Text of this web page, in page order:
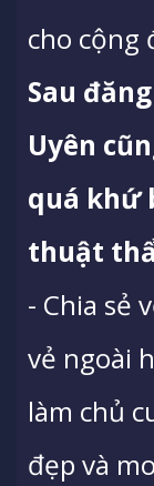
cho cộng
Sau
Uyên
quá khứ
thuật
- Chia sẻ
vẻ ngoài
làm chủ
đẹp và